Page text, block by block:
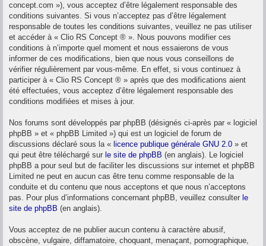
concept.com »), vous acceptez d’être légalement responsable des
conditions suivantes. Si vous n’acceptez pas d’être légalement
responsable de toutes les conditions suivantes, veuillez ne pas utiliser
et accéder à « Clio RS Concept ® ». Nous pouvons modifier ces
conditions à n’importe quel moment et nous essaierons de vous
informer de ces modifications, bien que nous vous conseillons de
vérifier régulièrement par vous-même. En effet, si vous continuez à
participer à « Clio RS Concept ® » après que des modifications aient
été effectuées, vous acceptez d’être légalement responsable des
conditions modifiées et mises à jour.
Nos forums sont développés par phpBB (désignés ci-après par « logiciel
phpBB » et « phpBB Limited ») qui est un logiciel de forum de
discussions déclaré sous la « licence publique générale GNU 2.0 » et
qui peut être téléchargé sur le site de phpBB (en anglais). Le logiciel
phpBB a pour seul but de faciliter les discussions sur internet et phpBB
Limited ne peut en aucun cas être tenu comme responsable de la
conduite et du contenu que nous acceptons et que nous n’acceptons
pas. Pour plus d’informations concernant phpBB, veuillez consulter le
site de phpBB (en anglais).
Vous acceptez de ne publier aucun contenu à caractère abusif,
obscène, vulgaire, diffamatoire, choquant, menaçant, pornographique,